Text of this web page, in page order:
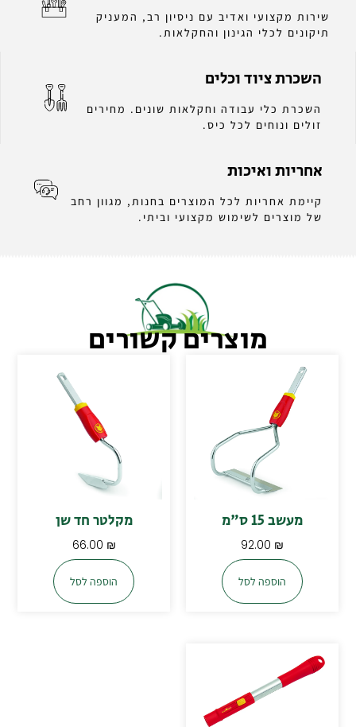
שירות מקצועי ואדיב עם ניסיון רב, המעניק
תיקונים לכלי הגינון והחקלאות.
השכרת ציוד וכלים
השכרת כלי עבודה וחקלאות שונים. מחירים
זולים ונוחים לכל כיס.
אחריות ואיכות
קיימת אחריות לכל המוצרים בחנות, מגוון רחב
של מוצרים לשימוש מקצועי וביתי.
מוצרים קשורים
מעשב 15 ס"מ
92.00 ₪
הוספה לסל
מקלטר חד שן
66.00 ₪
הוספה לסל